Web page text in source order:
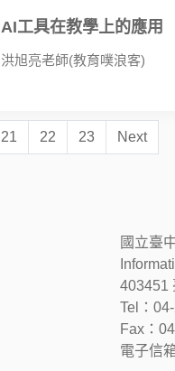
AI工具在教學上的應用
洪旭亮老師(教育噗浪客)
21 22 23 Next
國立臺
403451
Tel：
Fax：
電子信